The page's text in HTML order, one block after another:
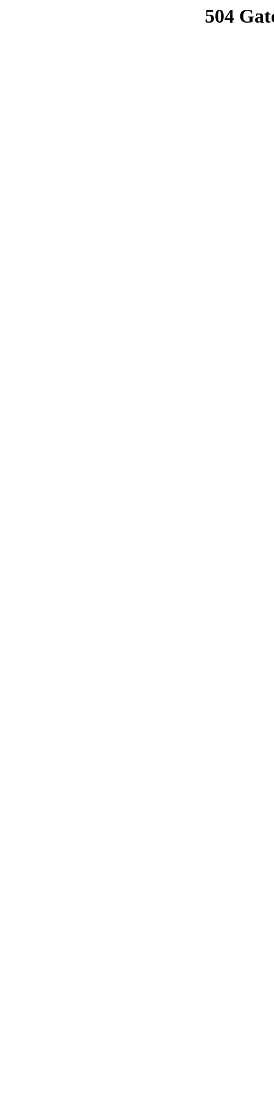
504